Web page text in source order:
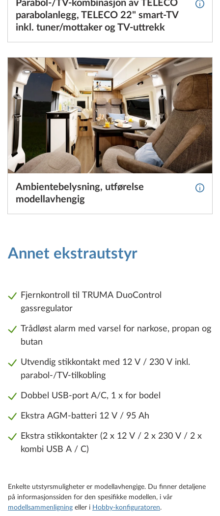
Parabol-/TV-kombinasjon av TELECO
parabolanlegg, TELECO 22" smart-TV
inkl. tuner/mottaker og TV-uttrekk
Mer
Ambientebelysning, utførelse
modellavhengig
Mer
Annet ekstrautstyr
Fjernkontroll til TRUMA DuoControl
gassregulator
Trådløst alarm med varsel for narkose, propan og
butan
Utvendig stikkontakt med 12 V / 230 V inkl.
parabol-/TV-tilkobling
Dobbel USB-port A/C, 1 x for bodel
Ekstra AGM-batteri 12 V / 95 Ah
Ekstra stikkontakter (2 x 12 V / 2 x 230 V / 2 x
kombi USB A / C)
Enkelte utstyrsmuligheter er modellavhengige. Du finner detaljene
på informasjonssiden for den spesifikke modellen, i vår
modellsammenligning eller i Hobby-konfiguratoren.